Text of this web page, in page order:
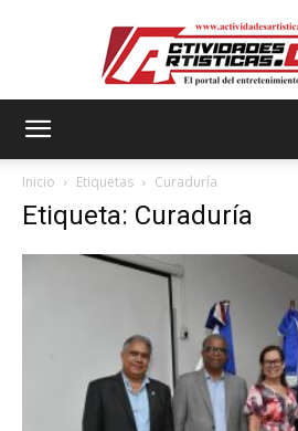
Inicio Etiquetas Curaduría
Etiqueta: Curaduría